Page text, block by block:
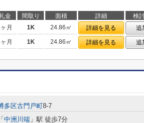
金 間取り 面積 詳細
検
月 1K 24.86㎡ 詳細を見る
追
月 1K 24.86㎡ 詳細を見る 追
多区古門戸町8-7
「 中洲川端 」駅 徒歩7分